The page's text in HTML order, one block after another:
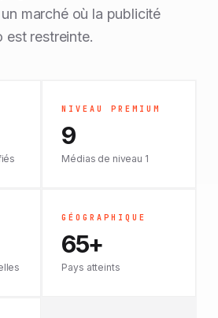
marché où la publicité
est restreinte.
NIVEAU PREMIUM
9
Médias de niveau 1
GÉOGRAPHIQUE
65+
Pays atteints